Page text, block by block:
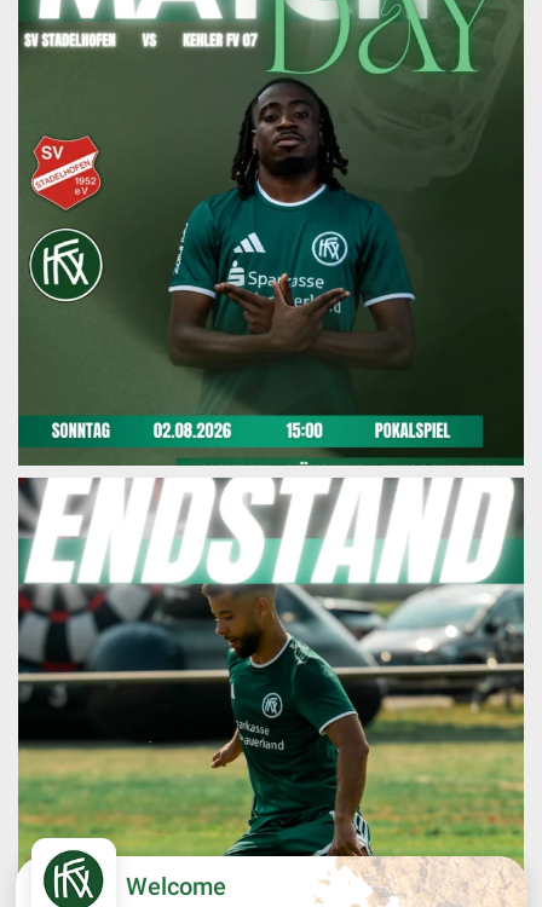
Welcome